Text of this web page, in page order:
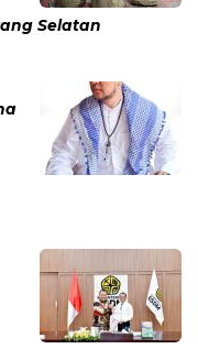
Selatan